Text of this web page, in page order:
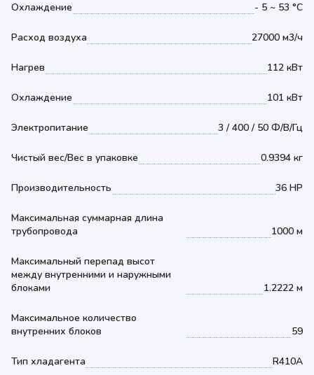
Охлаждение - 5 ~ 53 °С
Расход воздуха 27000 м3/ч
Нагрев 112 кВт
Охлаждение 101 кВт
Электропитание 3 / 400 / 50 Ф/В/Гц
Чистый вес/Вес в упаковке 0.9394 кг
Производительность 36 HP
Максимальная суммарная длина
трубопровода
1000 м
Максимальный перепад высот
между внутренними и наружными
блоками
1.2222 м
Максимальное количество
внутренних блоков
59
Тип хладагента R410A